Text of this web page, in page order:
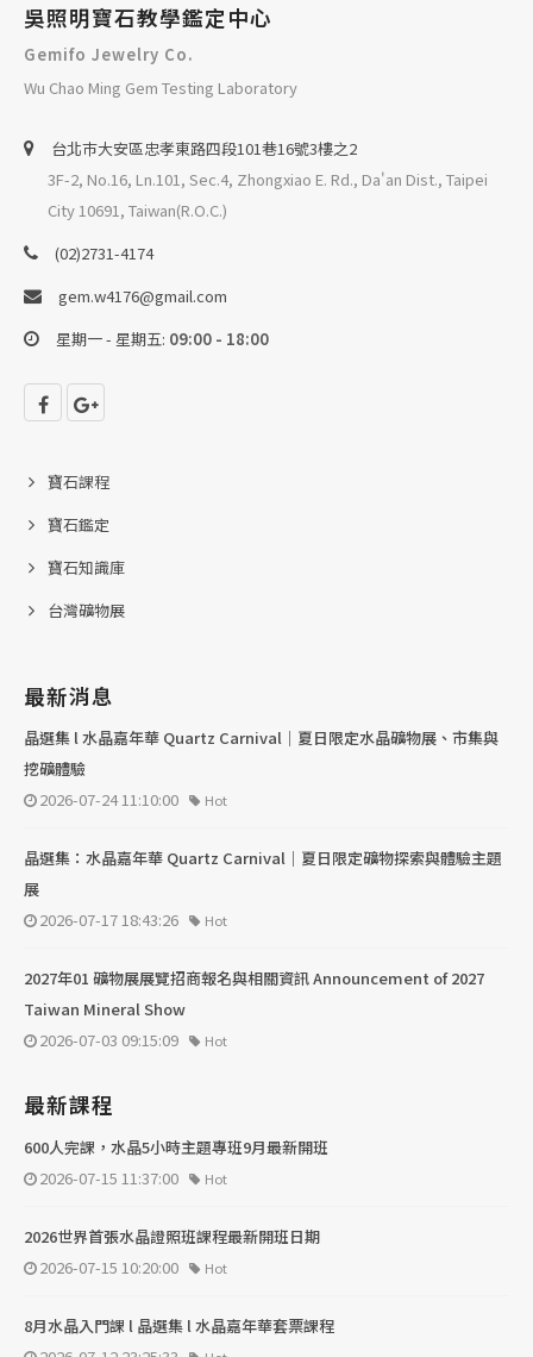
吳照明寶石教學鑑定中心
Gemifo Jewelry Co.
Wu Chao Ming Gem Testing Laboratory
台北巿大安區忠孝東路四段101巷16號3樓之2
3F-2, No.16, Ln.101, Sec.4, Zhongxiao E. Rd., Da'an Dist., Taipei
City 10691, Taiwan(R.O.C.)
(02)2731-4174
gem.w4176@gmail.com
星期一 - 星期五: 09:00 - 18:00
寶石課程
寶石鑑定
寶石知識庫
台灣礦物展
最新消息
晶選集 l 水晶嘉年華 Quartz Carnival｜夏日限定水晶礦物展、市集與
挖礦體驗
2026-07-24 11:10:00
Hot
晶選集：水晶嘉年華 Quartz Carnival｜夏日限定礦物探索與體驗主題
展
2026-07-17 18:43:26
Hot
2027年01 礦物展展覽招商報名與相關資訊 Announcement of 2027
Taiwan Mineral Show
2026-07-03 09:15:09
Hot
最新課程
600人完課，水晶5小時主題專班9月最新開班
2026-07-15 11:37:00
Hot
2026世界首張水晶證照班課程最新開班日期
2026-07-15 10:20:00
Hot
8月水晶入門課 l 晶選集 l 水晶嘉年華套票課程